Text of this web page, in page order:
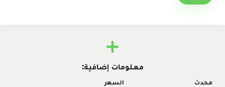
معلومات إضافية:
محدث
السعر